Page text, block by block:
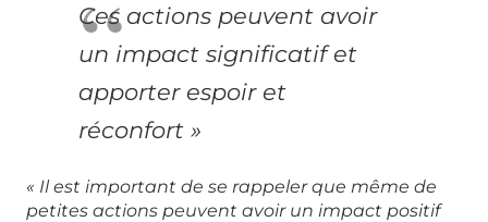
Ces actions peuvent avoir
un impact significatif et
apporter espoir et
réconfort »
« Il est important de se rappeler que même de
petites actions peuvent avoir un impact positif